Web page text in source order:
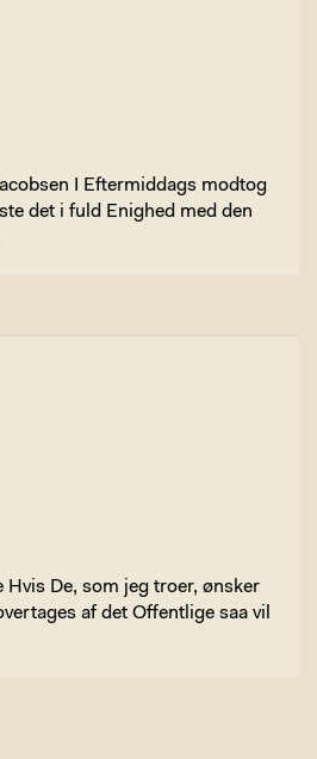
I Eftermiddags modtog
det i fuld Enighed med den
De, som jeg troer, ønsker
af det Offentlige saa vil